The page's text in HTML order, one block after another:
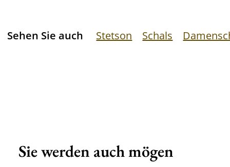
Sehen Sie auch Stetson Schals
Sie werden auch mögen